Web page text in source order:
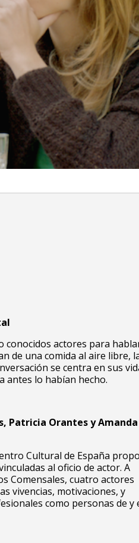
conocidos actores para
de una comida al aire libre,
se centra en sus
antes lo habían hecho.
Patricia Orantes y Amanda
Cultural de España
al oficio de actor. A
Comensales, cuatro actores
vivencias, motivaciones, y
como personas de y